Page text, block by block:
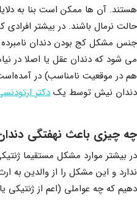
هستند. آن ها ممکن است بنا به
حالت نرمال باشند. در بیشتر افرادی
جنس مشکل کج بودن دندان نامبرده
می شود که دندان عقل یا اصلا در
هم در موقعیت نامناسب) در
دندان نیش توسط یک دکتر
چه چیزی باعث نهفتگی
در بیشتر موارد مشکل مستقیما
ندارد و این مشکل را از والدین
دهیم که چه عواملی (اعم از